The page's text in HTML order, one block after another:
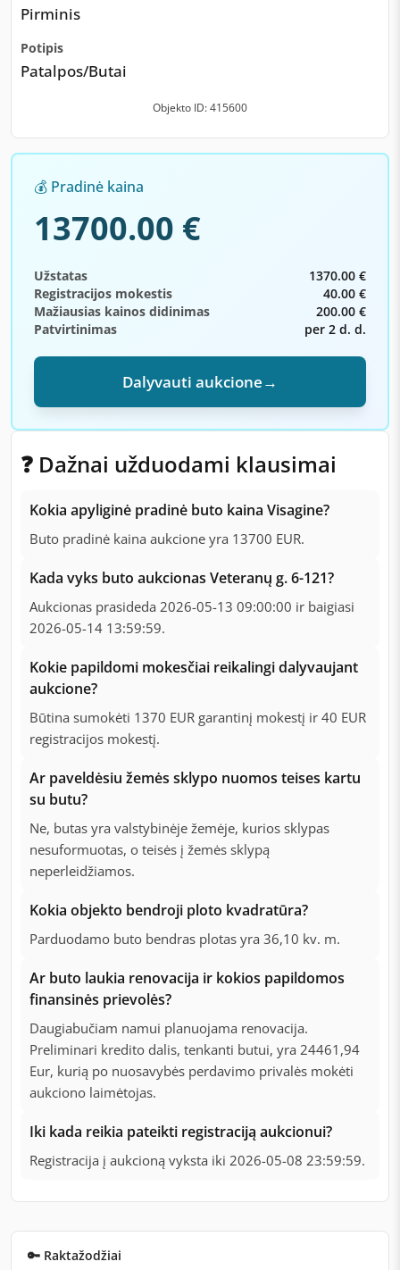
❓ Dažnai užduodami klausimai
Kokia apyliginė pradinė buto kaina Visagine?
Buto pradinė kaina aukcione yra 13700 EUR.
Kada vyks buto aukcionas Veteranų g. 6-121?
Aukcionas prasideda 2026-05-13 09:00:00 ir baigiasi
2026-05-14 13:59:59.
Kokie papildomi mokesčiai reikalingi dalyvaujant
aukcione?
Būtina sumokėti 1370 EUR garantinį mokestį ir 40 EUR
registracijos mokestį.
Ar paveldėsiu žemės sklypo nuomos teises kartu
su butu?
Ne, butas yra valstybinėje žemėje, kurios sklypas
nesuformuotas, o teisės į žemės sklypą
neperleidžiamos.
Kokia objekto bendroji ploto kvadratūra?
Parduodamo buto bendras plotas yra 36,10 kv. m.
Ar buto laukia renovacija ir kokios papildomos
finansinės prievolės?
Daugiabučiam namui planuojama renovacija.
Preliminari kredito dalis, tenkanti butui, yra 24461,94
Eur, kurią po nuosavybės perdavimo privalės mokėti
aukciono laimėtojas.
Iki kada reikia pateikti registraciją aukcionui?
Registracija į aukcioną vyksta iki 2026-05-08 23:59:59.
Pirminis
Potipis
Patalpos/Butai
Objekto ID: 415600
💰 Pradinė kaina
13700.00 €
Užstatas
1370.00 €
Registracijos mokestis
40.00 €
Mažiausias kainos didinimas
200.00 €
Patvirtinimas
per 2 d. d.
Dalyvauti aukcione→
🔑 Raktažodžiai